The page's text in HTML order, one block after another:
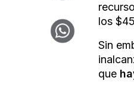
los
Sin
que